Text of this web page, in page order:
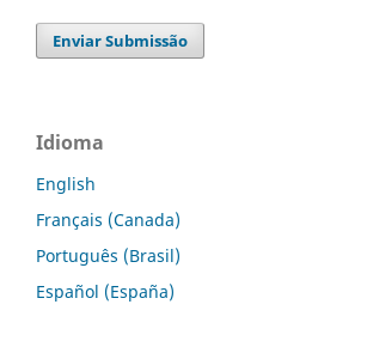
Enviar Submissão
Idioma
English
Français (Canada)
Português (Brasil)
Español (España)